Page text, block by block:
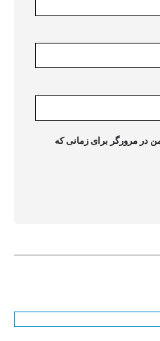
در مرورگر برای زمانی که